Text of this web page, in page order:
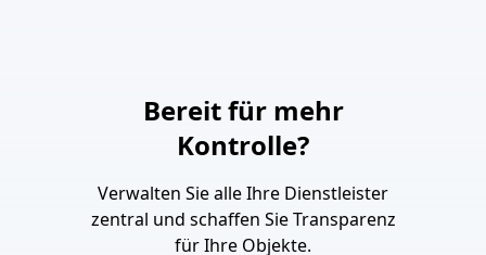
Bereit für mehr
Kontrolle?
Verwalten Sie alle Ihre Dienstleister
zentral und schaffen Sie Transparenz
für Ihre Objekte.